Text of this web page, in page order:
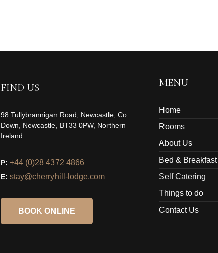
FIND US
98 Tullybrannigan Road, Newcastle, Co
Down, Newcastle, BT33 0PW, Northern
Ireland
P: +44 (0)28 4372 4866
E: stay@cherryhill-lodge.com
BOOK ONLINE
MENU
Home
Rooms
About Us
Bed & Breakfast
Self Catering
Things to do
Contact Us